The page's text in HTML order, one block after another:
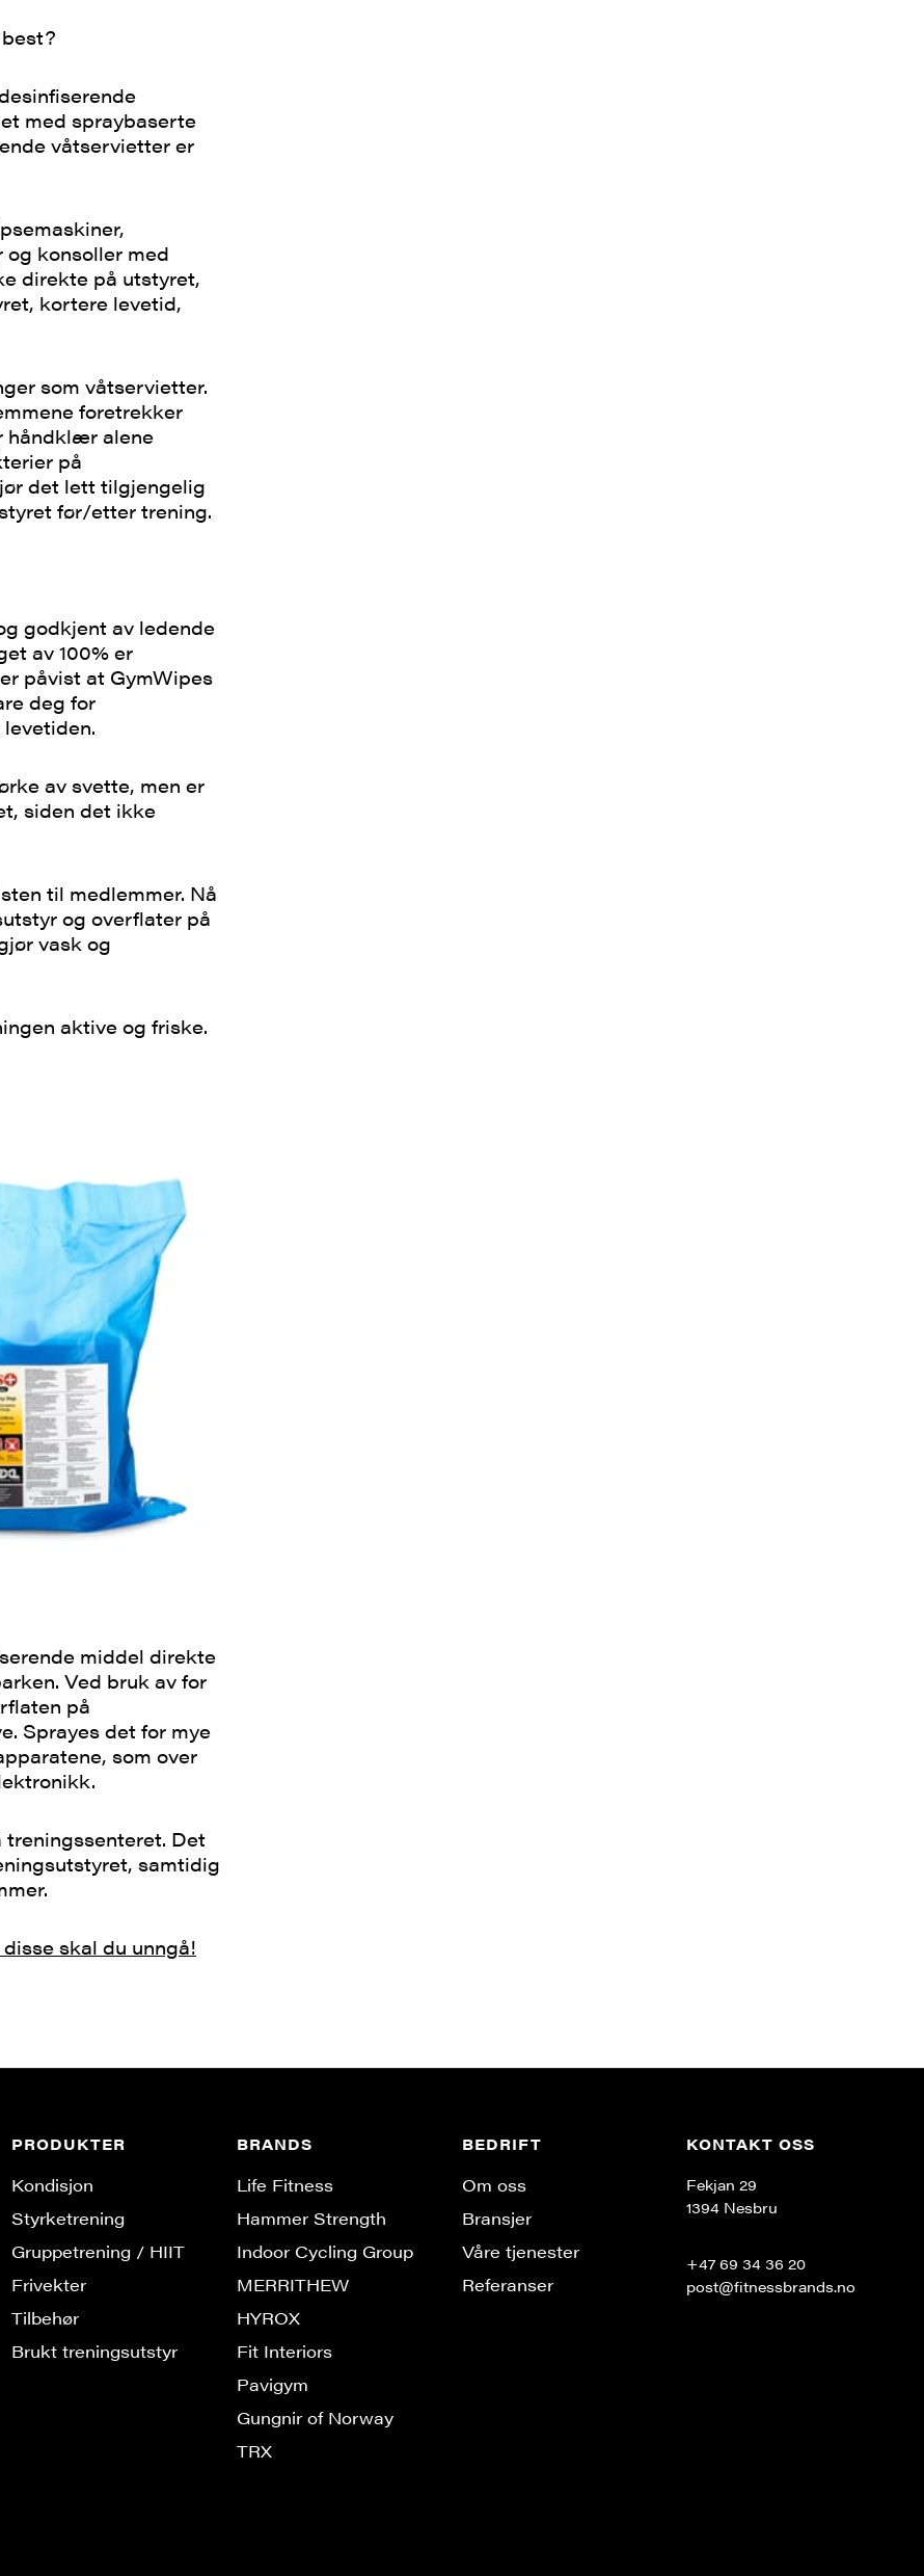
med spraybaserte
våtservietter er
konsoller med
direkte på utstyret,
kortere levetid,
som våtservietter.
foretrekker
håndklær alene
på
det lett tilgjengelig
før/etter trening.
godkjent av ledende
av 100% er
påvist at GymWipes
deg for
av svette, men er
siden det ikke
til medlemmer. Nå
og overflater på
vask og
aktive og friske.
middel direkte
Ved bruk av for
på
Sprayes det for mye
som over
Det
samtidig
skal du unngå!
PRODUKTER
Kondisjon
Styrketrening
Gruppe­trening / HIIT
Frivekter
Tilbehør
Brukt treningsutstyr
BRANDS
Life Fitness
Hammer Strength
Indoor Cycling Group
MERRITHEW
HYROX
Fit Interiors
Pavigym
Gungnir of Norway
TRX
BEDRIFT
Om oss
Bransjer
Våre tjenester
Referanser
KONTAKT OSS
Fekjan 29
1394 Nesbru
+47 69 34 36 20
post@fitnessbrands.no